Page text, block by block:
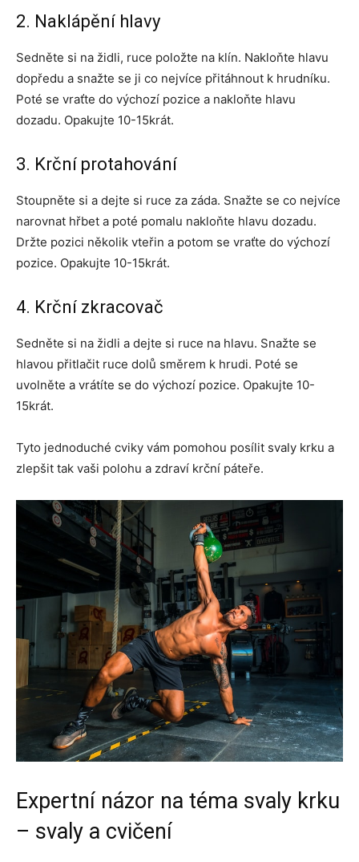
2. Naklápění hlavy
Sedněte si na židli, ruce položte na klín. Nakloňte hlavu
dopředu a snažte se ji co nejvíce přitáhnout k hrudníku.
Poté se vraťte do výchozí pozice a nakloňte hlavu
dozadu. Opakujte 10-15krát.
3. Krční protahování
Stoupněte si a dejte si ruce za záda. Snažte se co nejvíce
narovnat hřbet a poté pomalu nakloňte hlavu dozadu.
Držte pozici několik vteřin a potom se vraťte do výchozí
pozice. Opakujte 10-15krát.
4. Krční zkracovač
Sedněte si na židli a dejte si ruce na hlavu. Snažte se
hlavou přitlačit ruce dolů směrem k hrudi. Poté se
uvolněte a vrátíte se do výchozí pozice. Opakujte 10-
15krát.
Tyto jednoduché cviky vám pomohou posílit svaly krku a
zlepšit tak vaši polohu a zdraví krční páteře.
Expertní názor na téma svaly krku
– svaly a cvičení